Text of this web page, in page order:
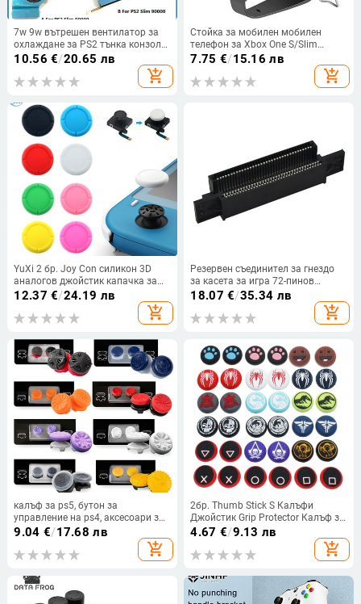
7w 9w вътрешен вентилатор за
охлаждане за PS2 тънка конзола
70000 7000x 90000 серия
вътрешен охладител Вентилатор
Резервни аксесоари за радиатор
10.56 €/20.65 лв
add_shopping_cart
Стойка за мобилен мобилен
телефон за Xbox One S/Slim
контролер, държач за смартфон
за за Xbox One, тънък геймпад,
джойстик, държач за клипс
7.75 €/15.16 лв
add_shopping_cart
YuXi 2 бр. Joy Con силикон 3D
аналогов джойстик капачка за
палец капак капак модул модул
за Nintend Switch NS Joy-Con
контролер
12.37 €/24.19 лв
add_shopping_cart
Резервен съединител за гнездо
за касета за игра 72-пинов
конектор за конзола NES
18.07 €/35.34 лв
add_shopping_cart
калъф за ps5, бутон за
управление на ps4, аксесоари за
контролер за видеоигри
9.04 €/17.68 лв
add_shopping_cart
2бр. Thumb Stick S Калъфи
Джойстик Grip Protector Калъф за
PS5 PS4 Switch Pro Xbox 360
Силиконов Thumbstick Джойстик
Капак
4.67 €/9.13 лв
add_shopping_cart